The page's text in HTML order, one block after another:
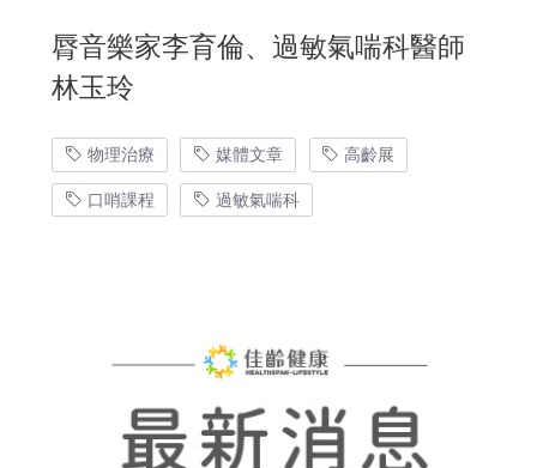
脣音樂家李育倫、過敏氣喘科醫師
林玉玲
物理治療 媒體文章
高齡展
口哨課程
過敏氣喘科